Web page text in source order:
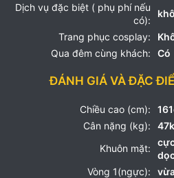
Dịch vụ đặc biệt ( phụ phí nếu
có):
Trang phục cosplay:
Qua đêm cùng khách:
Có
ĐÁNH GIÁ VÀ ĐẶC
Chiều cao (cm):
Cân nặng (kg):
Khuôn mặt:
Vòng 1(ngực):